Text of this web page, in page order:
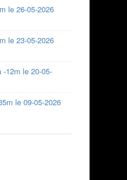
le 26-05-2026
le 23-05-2026
-12m le 20-05-
le 09-05-2026